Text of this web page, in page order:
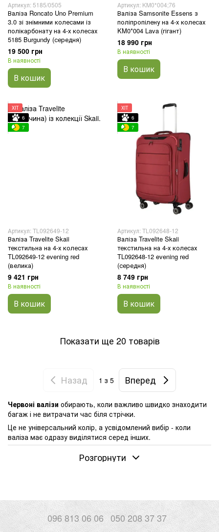
Артикул: 5185/0505
Валіза Roncato Uno Premium
3.0 зі знімними колесами із
полікарбонату на 4-х колесах
5185 Burgundy (середня)
19 500 грн
В наявності
В кошик
Артикул: KM0*004;76
Валіза Samsonite Essens з
поліпропілену на 4-х колесах
KM0*004 Lava (гігант)
18 990 грн
В наявності
В кошик
ХІТ
6
7
Артикул: TL092649-12
Валіза Travelite Skaii
текстильна на 4-х колесах
TL092649-12 evening red
(велика)
9 421 грн
В наявності
В кошик
ХІТ
6
7
Артикул: TL092648-12
Валіза Travelite Skaii
текстильна на 4-х колесах
TL092648-12 evening red
(середня)
8 749 грн
В наявності
В кошик
Показати ще 20 товарів
Назад 1 з 5 Вперед
Червоні валізи обирають, коли важливо швидко знаходити
багаж і не витрачати час біля стрічки.
Це не універсальний колір, а усвідомлений вибір - коли
валіза має одразу виділятися серед інших.
практично не губиться на багажній стрічці - її видно навіть
використання з’являються на будь-якій валізі, але тут вони
залишаються менш помітними, ніж на світлих моделях.
Тому червоні валізи частіше обирають, коли важливий не
Розгорнути
096 813 06 06 050 208 37 37